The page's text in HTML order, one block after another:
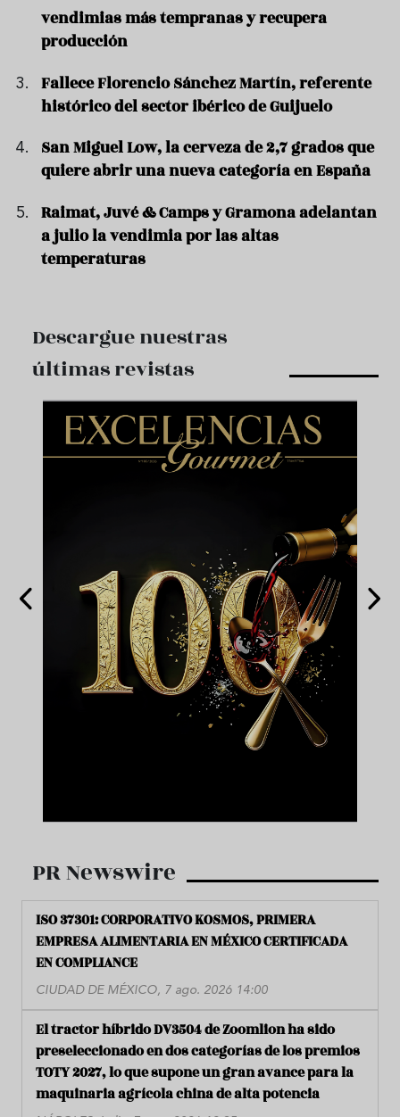
vendimias más tempranas y recupera
producción
Fallece Florencio Sánchez Martín, referente
histórico del sector ibérico de Guijuelo
San Miguel Low, la cerveza de 2,7 grados que
quiere abrir una nueva categoría en España
Raimat, Juvé & Camps y Gramona adelantan
a julio la vendimia por las altas
temperaturas
Descargue nuestras
últimas revistas
PR Newswire
ISO 37301: CORPORATIVO KOSMOS, PRIMERA
EMPRESA ALIMENTARIA EN MÉXICO CERTIFICADA
EN COMPLIANCE
CIUDAD DE MÉXICO, 7 ago. 2026 14:00
El tractor híbrido DV3504 de Zoomlion ha sido
preseleccionado en dos categorías de los premios
TOTY 2027, lo que supone un gran avance para la
maquinaria agrícola china de alta potencia